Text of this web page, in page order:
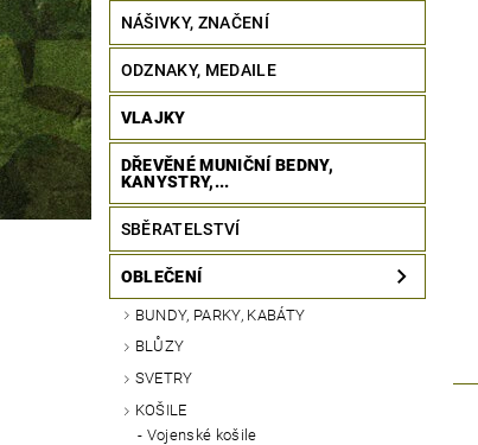
NÁŠIVKY, ZNAČENÍ
ODZNAKY, MEDAILE
VLAJKY
DŘEVĚNÉ MUNIČNÍ BEDNY,
KANYSTRY,...
SBĚRATELSTVÍ
OBLEČENÍ
BUNDY, PARKY, KABÁTY
BLŮZY
SVETRY
KOŠILE
Vojenské košile